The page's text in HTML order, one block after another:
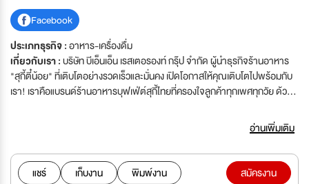
Facebook
ประเภทธุรกิจ :อาหาร-เครื่องดื่ม
เกี่ยวกับเรา :บริษัท บีเอ็นเอ็น เรสเตอรองท์ กรุ๊ป จำกัด ผู้นำธุรกิจร้านอาหาร
"สุกี้ตี๋น้อย" ที่เติบโตอย่างรวดเร็วและมั่นคง เปิดโอกาสให้คุณเติบโตไปพร้อมกับ
เรา! เราคือแบรนด์ร้านอาหารบุฟเฟ่ต์สุกี้ไทยที่ครองใจลูกค้าทุกเพศทุกวัย ด้วย
ที่อยากเติบโตในสายงานบริการ และทีมเบื้องหลัง กับองค์กรที่ให้ “มากกว่าแค่การ
ทำงาน” มาร่วมสร้างและพัฒนาองค์กรให้เติบโตอย่างยั่งยืนไปด้วยกัน ทางบริ
ษัทฯ ยินดีต้อนรับทุกท่านเพื่อร่วมเป็นครอบครัวเดียวกันกับพวกเรา
อ่านเพิ่มเติม
แชร์ เก็บงาน
พิมพ์งาน
สมัครงาน